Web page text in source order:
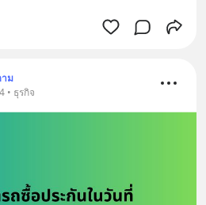
ม
• ธุรกิจ